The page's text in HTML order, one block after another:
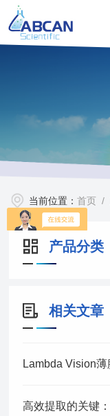
当前位置：首页 /
产品分类
相关文章